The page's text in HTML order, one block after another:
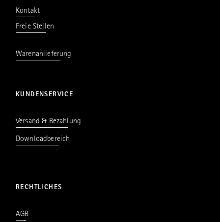
Kontakt
Freie Stellen
Warenanlieferung
KUNDENSERVICE
Versand & Bezahlung
Downloadbereich
RECHTLICHES
AGB